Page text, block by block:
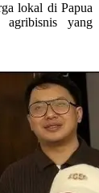
lokal di Papua
agribisnis yang